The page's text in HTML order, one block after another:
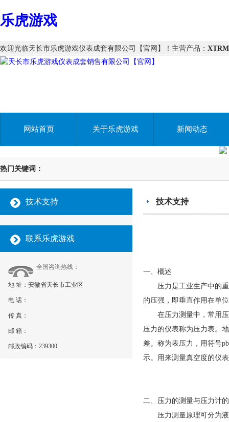
乐虎游戏
欢迎光临天长市乐虎游戏仪表成套有限公司【官网】！主营产品：
网站首页 关于乐虎游戏 新闻动态
热门关键词：
技术支持
联系乐虎游戏
全国咨询热线：
地 址：安徽省天长市工业区
电 话：
传 真：
邮 箱：
邮政编码：239300
技术支持
一、概述
压力是工业生产中的重
的压强，即垂直作用在单
在压力测量中，常用压
压力的仪表称为压力表。
差。称为表压力，用符号
示。用来测量真空度的仪
二、压力的测量与压力计
压力测量原理可分为液